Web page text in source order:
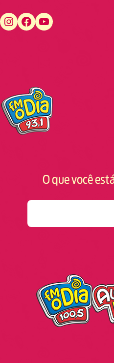
https://www.instagram.com/fmodiamanaus/ https://www.facebook.com/fmodiamanaus https://www.youtube.com/user/radiofmodia
O que você